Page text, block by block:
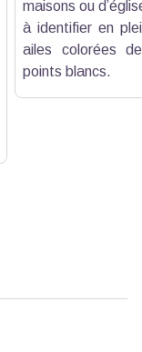
maisons ou
à identifier en
ailes colorées
points blancs.